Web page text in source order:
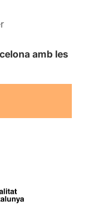
amb les